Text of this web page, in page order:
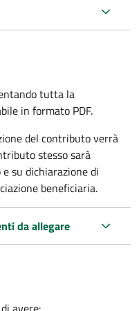
tutta la
in formato PDF.
del contributo verrà
stesso sarà
su dichiarazione di
beneficiaria.
da allegare